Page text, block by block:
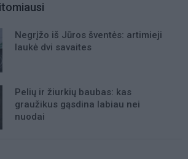
Negrįžo iš Jūros šventės: artimieji
laukė dvi savaites
Pelių ir žiurkių baubas: kas
graužikus gąsdina labiau nei
nuodai